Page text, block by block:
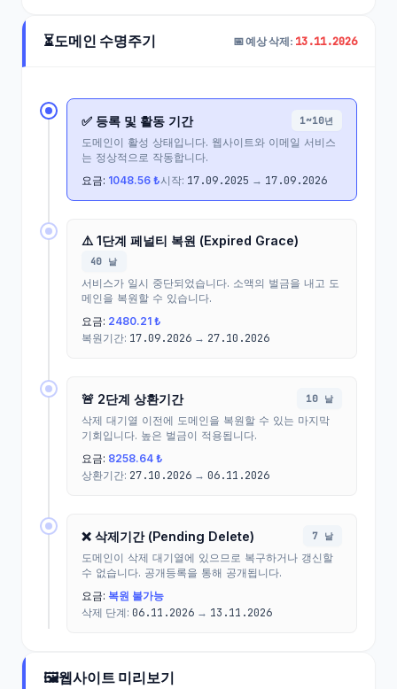
⏳도메인 수명주기 📅 예상 삭제: 13.11.2026
✅ 등록 및 활동 기간 1~10년
도메인이 활성 상태입니다. 웹사이트와 이메일 서비스
는 정상적으로 작동합니다.
요금: 1048.56 ₺시작: 17.09.2025 → 17.09.2026
⚠️ 1단계 페널티 복원 (Expired Grace)
40 날
서비스가 일시 중단되었습니다. 소액의 벌금을 내고 도
메인을 복원할 수 있습니다.
요금: 2480.21 ₺
복원기간: 17.09.2026 → 27.10.2026
🚨 2단계 상환기간 10 날
삭제 대기열 이전에 도메인을 복원할 수 있는 마지막
기회입니다. 높은 벌금이 적용됩니다.
요금: 8258.64 ₺
상환기간: 27.10.2026 → 06.11.2026
❌ 삭제기간 (Pending Delete) 7 날
도메인이 삭제 대기열에 있으므로 복구하거나 갱신할
수 없습니다. 공개등록을 통해 공개됩니다.
요금: 복원 불가능
삭제 단계: 06.11.2026 → 13.11.2026
🖼️웹사이트 미리보기